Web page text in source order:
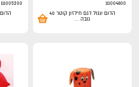
111004800
הדום עגול דגם חילזון קוטר 40
גובה
111005200